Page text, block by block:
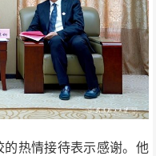
的热情接待表示感谢。他